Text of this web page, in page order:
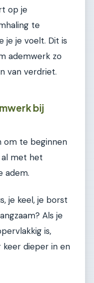
op je
te
je je voelt. Dit is
ademwerk zo
van verdriet.
bij
om te beginnen
met het
adem.
je keel, je borst
Als je
is,
dieper in en